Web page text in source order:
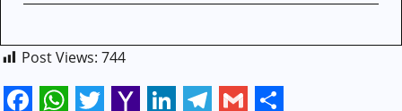
Post Views: 744